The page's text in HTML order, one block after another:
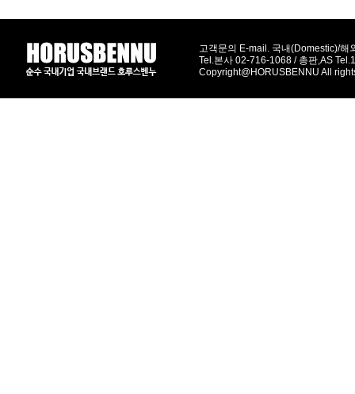
고객문의 E-mail. 국내(Domestic)/
Tel.본사 02-716-1068 / 총판,AS
Copyright@HORUSBENNU All